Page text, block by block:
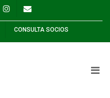
CONSULTA SOCIOS